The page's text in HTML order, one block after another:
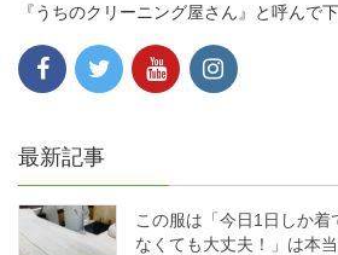
『うちのクリーニング屋さん』と呼んで下
最新記事
この服は「今日1日しか
なくても大丈夫！」は本